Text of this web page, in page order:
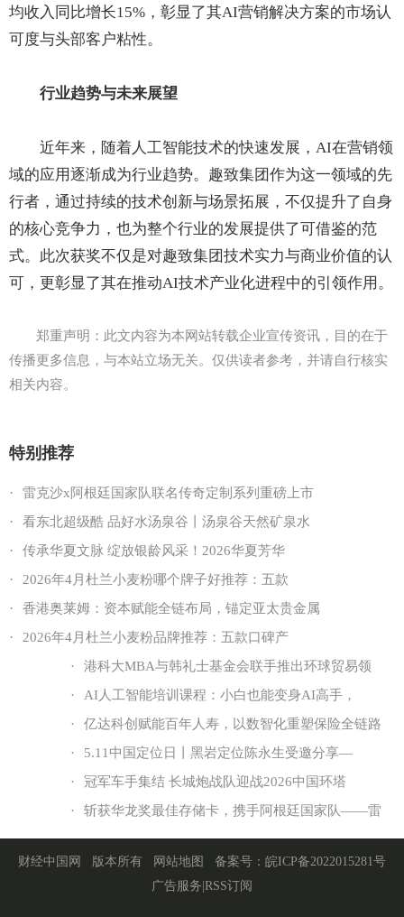
均收入同比增长15%，彰显了其AI营销解决方案的市场认
可度与头部客户粘性。
行业趋势与未来展望
近年来，随着人工智能技术的快速发展，AI在营销领
域的应用逐渐成为行业趋势。趣致集团作为这一领域的先
行者，通过持续的技术创新与场景拓展，不仅提升了自身
的核心竞争力，也为整个行业的发展提供了可借鉴的范
式。此次获奖不仅是对趣致集团技术实力与商业价值的认
可，更彰显了其在推动AI技术产业化进程中的引领作用。
郑重声明：此文内容为本网站转载企业宣传资讯，目的在于
传播更多信息，与本站立场无关。仅供读者参考，并请自行核实
相关内容。
特别推荐
·
雷克沙x阿根廷国家队联名传奇定制系列重磅上市
·
看东北超级酷 品好水汤泉谷丨汤泉谷天然矿泉水
·
传承华夏文脉 绽放银龄风采！2026华夏芳华
·
2026年4月杜兰小麦粉哪个牌子好推荐：五款
·
香港奥莱姆：资本赋能全链布局，锚定亚太贵金属
·
2026年4月杜兰小麦粉品牌推荐：五款口碑产
·
港科大MBA与韩礼士基金会联手推出环球贸易领
·
AI人工智能培训课程：小白也能变身AI高手，
·
亿达科创赋能百年人寿，以数智化重塑保险全链路
·
5.11中国定位日丨黑岩定位陈永生受邀分享—
·
冠军车手集结 长城炮战队迎战2026中国环塔
·
斩获华龙奖最佳存储卡，携手阿根廷国家队——雷
财经中国网 版本所有 网站地图 备案号： 皖ICP备2022015281号
广告服务 RSS订阅